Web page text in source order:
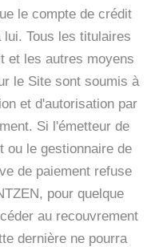
le compte de crédit
Tous les titulaires
et les autres moyens
le Site sont soumis à
et d'autorisation par
Si l'émetteur de
ou le gestionnaire de
de paiement refuse
pour quelque
au recouvrement
dernière ne pourra